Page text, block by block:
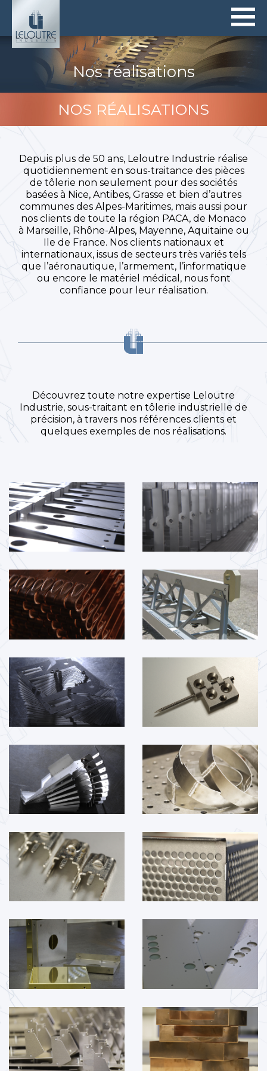
Nos réalisations
NOS RÉALISATIONS
Depuis plus de 50 ans, Leloutre Industrie réalise
quotidiennement en sous-traitance des pièces
de tôlerie non seulement pour des sociétés
basées à Nice, Antibes, Grasse et bien d’autres
communes des Alpes-Maritimes, mais aussi pour
nos clients de toute la région PACA, de Monaco
à Marseille, Rhône-Alpes, Mayenne, Aquitaine ou
Ile de France. Nos clients nationaux et
internationaux, issus de secteurs très variés tels
que l’aéronautique, l’armement, l’informatique
ou encore le matériel médical, nous font
confiance pour leur réalisation.
Découvrez toute notre expertise Leloutre
Industrie, sous-traitant en tôlerie industrielle de
précision, à travers nos références clients et
quelques exemples de nos réalisations.
Panneau de gestion des cookies